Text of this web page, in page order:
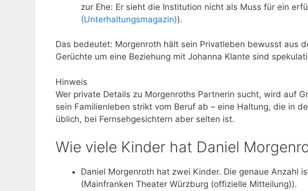
zur Ehe: Er sieht die Institution nicht als Muss für ein
(Unterhaltungsmagazin)).
Das bedeutet: Morgenroth hält sein Privatleben bewusst aus
Gerüchte um eine Beziehung mit Johanna Klante sind
Hinweis
Wer private Details zu Morgenroths Partnerin sucht, wird auf
sein Familienleben strikt vom Beruf ab – eine Haltung, die in
üblich, bei Fernsehgesichtern aber selten ist.
Wie viele Kinder hat Daniel
Daniel Morgenroth hat zwei Kinder. Die genaue Anzahl
(Mainfranken Theater Würzburg (offizielle Mitteilung)).